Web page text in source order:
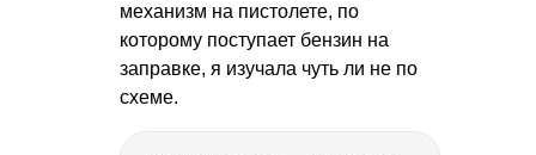
механизм на пистолете, по
которому поступает бензин на
заправке, я изучала чуть ли не по
схеме.